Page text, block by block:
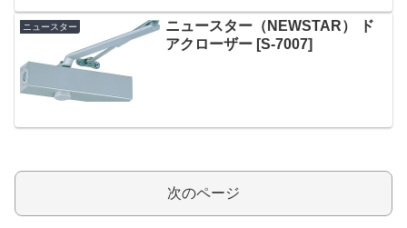
ニュースター
ニュースター（NEWSTAR） ド
アクローザー [S-7007]
次のページ